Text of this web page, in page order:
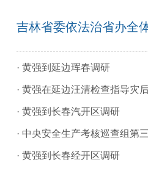
吉林省委依法治省办全
· 黄强到延边珲春调研
· 黄强在延边汪清检查指导灾
· 黄强到长春汽开区调研
· 中央安全生产考核巡查组第
· 黄强到长春经开区调研